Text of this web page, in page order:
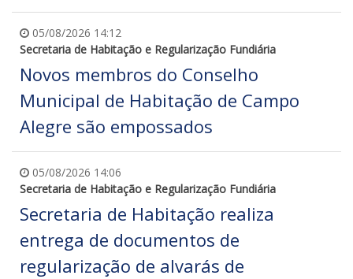
05/08/2026 14:12
Secretaria de Habitação e Regularização Fundiária
Novos membros do Conselho
Municipal de Habitação de Campo
Alegre são empossados
05/08/2026 14:06
Secretaria de Habitação e Regularização Fundiária
Secretaria de Habitação realiza
entrega de documentos de
regularização de alvarás de